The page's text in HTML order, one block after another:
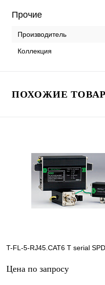
Прочие
Производитель
Коллекция
ПОХОЖИЕ
T-FL-5-RJ45.CAT6 T serial
Цена по запросу